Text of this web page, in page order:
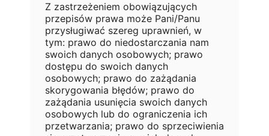
Z zastrzeżeniem obowiązujących
przepisów prawa może Pani/Panu
przysługiwać szereg uprawnień, w
tym: prawo do niedostarczania nam
swoich danych osobowych; prawo
dostępu do swoich danych
osobowych; prawo do zażądania
skorygowania błędów; prawo do
zażądania usunięcia swoich danych
osobowych lub do ograniczenia ich
przetwarzania; prawo do sprzeciwienia